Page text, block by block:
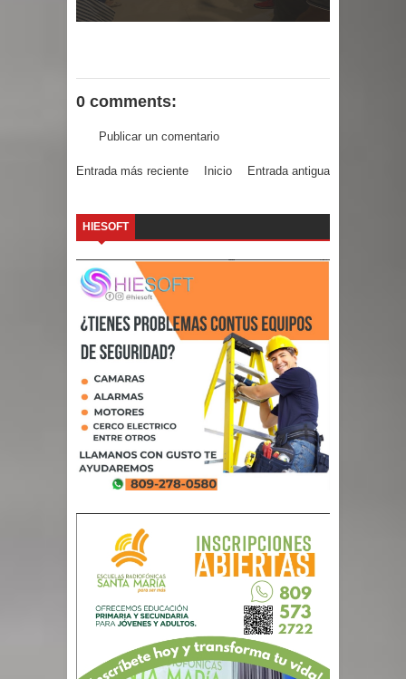
0 comments:
Publicar un comentario
Entrada más reciente Entrada antigua
Inicio
HIESOFT